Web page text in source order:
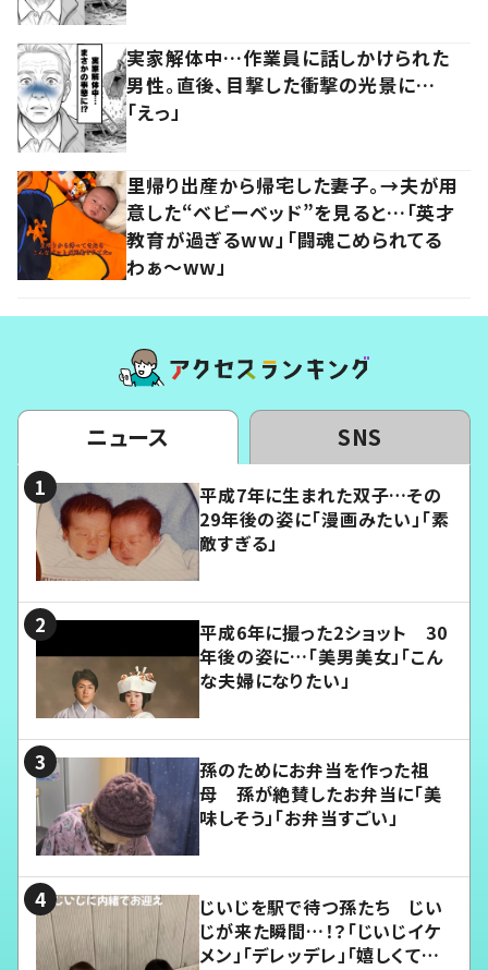
実家解体中…作業員に話しかけられた
男性。直後、目撃した衝撃の光景に…
「えっ」
里帰り出産から帰宅した妻子。→夫が用
意した“ベビーベッド”を見ると…「英才
教育が過ぎるww」「闘魂こめられてる
わぁ～ww」
ニュース SNS
平成7年に生まれた双子…その
29年後の姿に「漫画みたい」「素
敵すぎる」
平成6年に撮った2ショット 30
年後の姿に…「美男美女」「こん
な夫婦になりたい」
孫のためにお弁当を作った祖
母 孫が絶賛したお弁当に「美
味しそう」「お弁当すごい」
じいじを駅で待つ孫たち じい
じが来た瞬間…！？「じいじイケ
メン」「デレッデレ」「嬉しくて可